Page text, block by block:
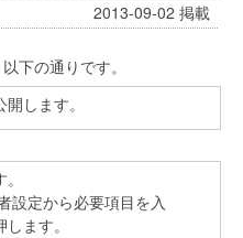
2013-09-02 掲載
下の通りです。
します。
設定から必要項目を入
ます。